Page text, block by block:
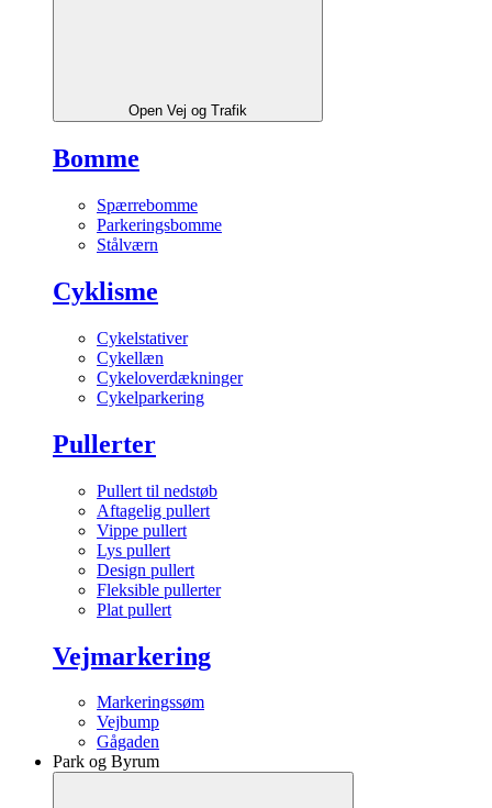
Open Vej og Trafik
Bomme
Spærrebomme
Parkeringsbomme
Stålværn
Cyklisme
Cykelstativer
Cykellæn
Cykeloverdækninger
Cykelparkering
Pullerter
Pullert til nedstøb
Aftagelig pullert
Vippe pullert
Lys pullert
Design pullert
Fleksible pullerter
Plat pullert
Vejmarkering
Markeringssøm
Vejbump
Gågaden
Park og Byrum